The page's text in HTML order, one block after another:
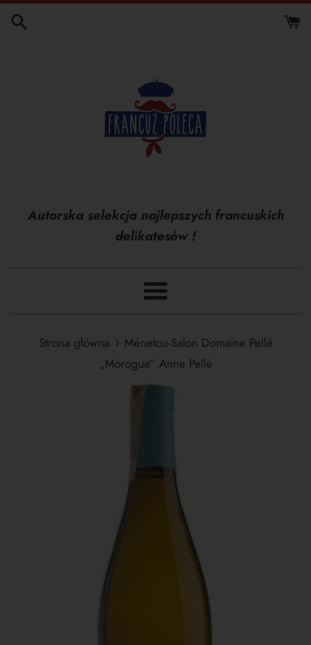
Przejdź
do
Autorska selekcja najlepszych francuskich
delikatesów !
Menu
Strona główna › Ménetou-Salon Domaine Pellé
„Morogue” Anne Pellé